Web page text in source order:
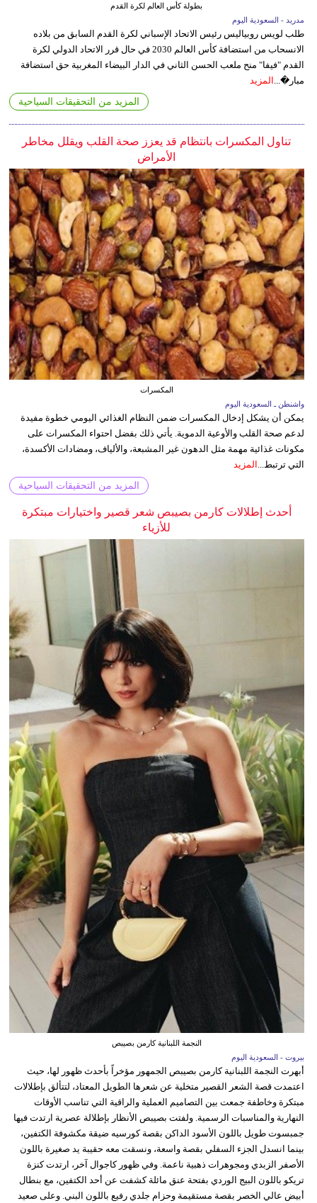
بطولة كأس العالم لكرة القدم
مدريد - السعودية اليوم
طلب لويس روبياليس رئيس الاتحاد الإسباني لكرة القدم السابق من بلاده
الانسحاب من استضافة كأس العالم 2030 في حال قرر الاتحاد الدولي لكرة
القدم "فيفا" منح ملعب الحسن الثاني في الدار البيضاء المغربية حق استضافة
مبار�...
المزيد
المزيد من التحقيقات السياحية
تناول المكسرات بانتظام قد يعزز صحة القلب ويقلل مخاطر
الأمراض
المكسرات
واشنطن ـ السعودية اليوم
يمكن أن يشكل إدخال المكسرات ضمن النظام الغذائي اليومي خطوة مفيدة
لدعم صحة القلب والأوعية الدموية. يأتي ذلك بفضل احتواء المكسرات على
مكونات غذائية مهمة مثل الدهون غير المشبعة، والألياف، ومضادات الأكسدة،
التي ترتبط... المزيد
المزيد من التحقيقات السياحية
أحدث إطلالات كارمن بصيبص شعر قصير واختيارات مبتكرة
للأزياء
النجمة اللبنانية كارمن بصيبص
بيروت - السعودية اليوم
أبهرت النجمة اللبنانية كارمن بصيبص الجمهور مؤخراً بأحدث ظهور لها، حيث
اعتمدت قصة الشعر القصير متخلية عن شعرها الطويل المعتاد، لتتألق بإطلالات
مبتكرة وخاطفة جمعت بين التصاميم العملية والراقية التي تناسب الأوقات
النهارية والمناسبات الرسمية. ولفتت بصيبص الأنظار بإطلالة عصرية ارتدت فيها
جمبسوت طويل باللون الأسود الداكن بقصة كورسيه ضيقة مكشوفة الكتفين،
بينما انسدل الجزء السفلي بقصة واسعة، ونسقت معه حقيبة يد صغيرة باللون
الأصفر الزبدي ومجوهرات ذهبية ناعمة. وفي ظهور كاجوال آخر، ارتدت كنزة
تريكو باللون البيج الوردي بفتحة عنق مائلة كشفت عن أحد الكتفين، مع بنطال
أبيض عالي الخصر بقصة مستقيمة وحزام جلدي رفيع باللون البني. وعلى صعيد